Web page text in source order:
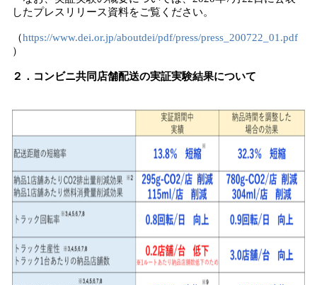
したプレスリリース資料をご覧ください。
（https://www.dei.or.jp/aboutdei/pdf/press/press_200722_01.pdf
）
２．コンビニ共同店舗配送の実証実験結果について